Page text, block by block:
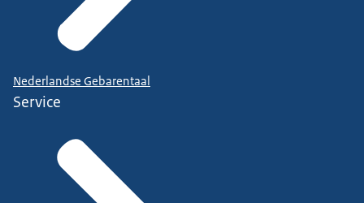
Nederlandse Gebarentaal
Service